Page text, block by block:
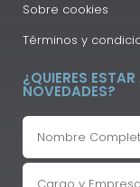
Sobre cookies
Términos y
¿QUIERES
NOVEDADES?